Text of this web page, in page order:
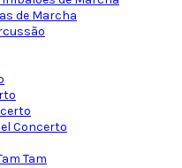
de Marcha
Concerto
Tam